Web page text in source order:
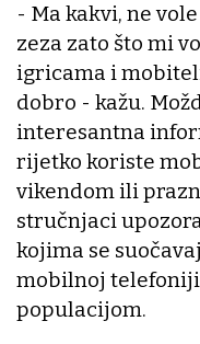
- Ma kakvi, ne
zeza zato što mi
igricama i
dobro - kažu.
interesantna
rijetko koriste
vikendom ili
stručnjaci
kojima se
mobilnoj
populacijom.